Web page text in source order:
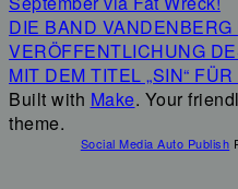
eines
Beitrags
DIE BAND
VERÖFFENTLICHUNG
MIT DEM TITEL „SIN“
Built with Make. Your
theme.
Social Media Auto Publish